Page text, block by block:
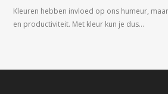
Kleuren hebben invloed op ons humeur,
en productiviteit. Met kleur kun je dus…